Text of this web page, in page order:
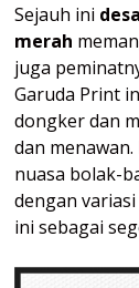
Sejauh ini
merah
juga
Garuda Print
dongker dan
dan
nuasa bolak-
dengan
ini sebagai